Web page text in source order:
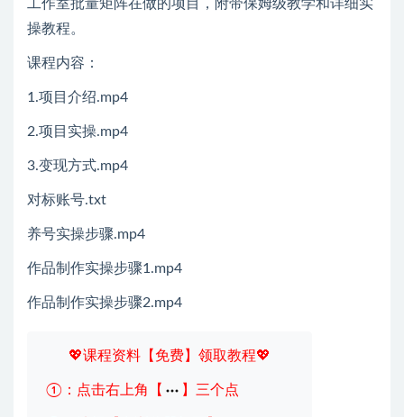
工作室批量矩阵在做的项目，附带保姆级教学和详细实
操教程。
课程内容：
1.项目介绍.mp4
2.项目实操.mp4
3.变现方式.mp4
对标账号.txt
养号实操步骤.mp4
作品制作实操步骤1.mp4
作品制作实操步骤2.mp4
💖课程资料【免费】领取教程💖
①：点击右上角【 】三个点